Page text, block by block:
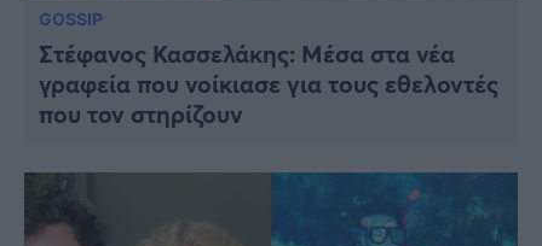
GOSSIP
Στέφανος Κασσελάκης: Μέσα στα νέα
γραφεία που νοίκιασε για τους εθελοντές
που τον στηρίζουν